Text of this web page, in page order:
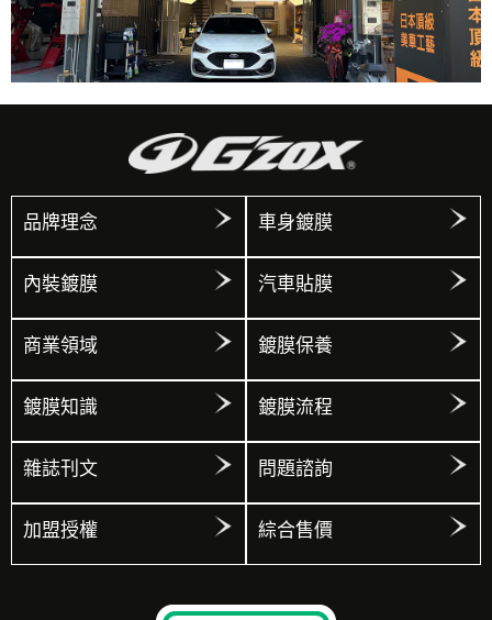
品牌理念 車身鍍膜
內裝鍍膜 汽車貼膜
商業領域 鍍膜保養
鍍膜知識 鍍膜流程
雜誌刊文 問題諮詢
加盟授權 綜合售價